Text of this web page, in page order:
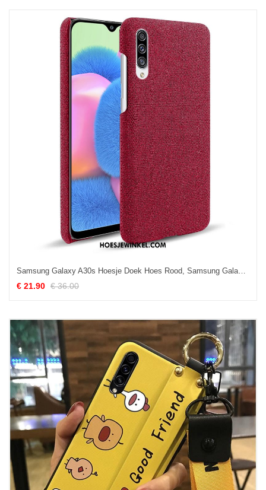
Samsung Galaxy A30s Hoesje Doek Hoes Rood, Samsung Galaxy A30s Hoesje Ster Mobiele Telefoon
€ 21.90 € 36.00